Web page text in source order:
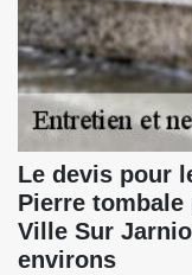
Le devis pour
Pierre
Ville Sur
environs